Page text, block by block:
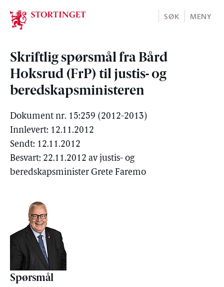
Stortinget.no
SØK MENY
Skriftlig spørsmål fra Bård
Hoksrud (FrP) til justis- og
beredskapsministeren
Dokument nr. 15:259 (2012-2013)
Innlevert: 12.11.2012
Sendt: 12.11.2012
Besvart: 22.11.2012 av justis- og
beredskapsminister Grete Faremo
Spørsmål